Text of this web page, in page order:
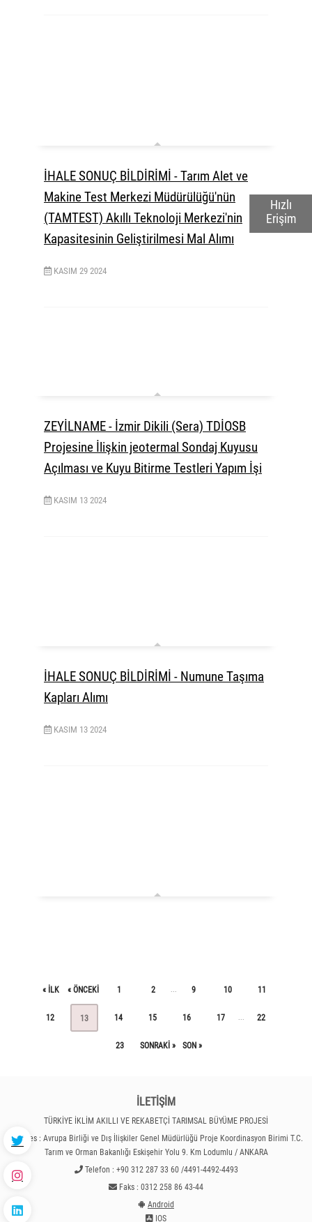
Hızlı
Erişim
İHALE SONUÇ BİLDİRİMİ - Tarım Alet ve
Makine Test Merkezi Müdürülüğü'nün
(TAMTEST) Akıllı Teknoloji Merkezi'nin
Kapasitesinin Geliştirilmesi Mal Alımı
KASIM 29 2024
ZEYİLNAME - İzmir Dikili (Sera) TDİOSB
Projesine İlişkin jeotermal Sondaj Kuyusu
Açılması ve Kuyu Bitirme Testleri Yapım İşi
KASIM 13 2024
İHALE SONUÇ BİLDİRİMİ - Numune Taşıma
Kapları Alımı
KASIM 13 2024
« ILK « ÖNCEKI 1 2 9 10 11
12 13 14 15 16 17 22
23 SONRAKI » SON »
İLETİŞİM
TÜRKİYE İKLİM AKILLI VE REKABETÇİ TARIMSAL BÜYÜME PROJESİ
Adres : Avrupa Birliği ve Dış İlişkiler Genel Müdürlüğü Proje Koordinasyon Birimi T.C.
Tarım ve Orman Bakanlığı Eskişehir Yolu 9. Km Lodumlu / ANKARA
Telefon : +90 312 287 33 60 /4491-4492-4493
Faks : 0312 258 86 43-44
Android
IOS